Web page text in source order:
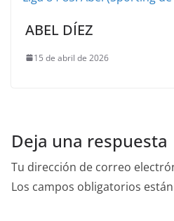
ABEL DÍEZ
15 de abril de 2026
Deja una respuesta
Tu dirección de correo
Los campos obligatorios